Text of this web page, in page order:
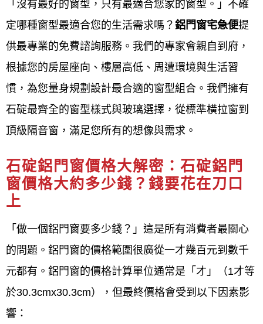
鋁門窗工程宅急便提供石碇鋁門窗安裝流程通常包含
舊窗拆除、新門窗框固定、門窗框與牆體間的密封填
縫、以及隱蔽工程驗收後進行最終的確認。 安裝方法
可分為乾式或濕式，應根據住家實際情況和預算來選
擇最適合的工法，並確保門窗框有足夠的固定片，間
距適當，以防止因重力導致下垂，影響窗扇的密合度
與效果。
聯絡方式與資訊
行動電話：0952696696。
Email： win82015566@gmail.com。
「沒有最好的窗型，只有最適合您家的窗型。」不確
定哪種窗型最適合您的生活需求嗎？ 鋁門窗宅急便提
供最專業的免費諮詢服務。我們的專家會親自到府，
根據您的房屋座向、樓層高低、周遭環境與生活習
慣，為您量身規劃設計最合適的窗型組合。我們擁有
石碇最齊全的窗型樣式與玻璃選擇，從標準橫拉窗到
頂級隔音窗，滿足您所有的想像與需求。
石碇鋁門窗價格大解密：石碇鋁門
窗價格大約多少錢？錢要花在刀口
上
「做一個鋁門窗要多少錢？」這是所有消費者最關心
的問題。鋁門窗的價格範圍很廣從一才幾百元到數千
元都有。鋁門窗的價格計算單位通常是「才」（1才等
於30.3cmx30.3cm），但最終價格會受到以下因素影
響：